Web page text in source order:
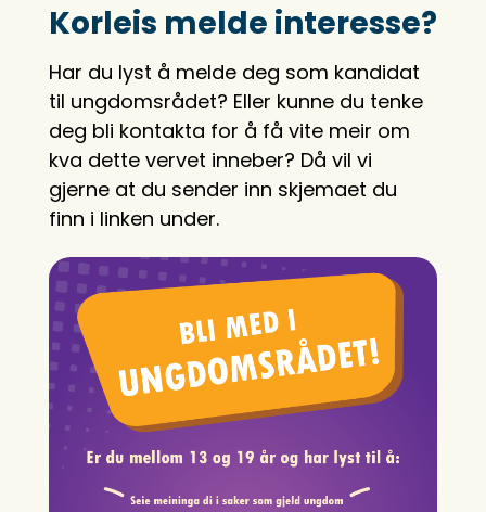
Korleis melde interesse?
Har du lyst å melde deg som kandidat
til ungdomsrådet? Eller kunne du tenke
deg bli kontakta for å få vite meir om
kva dette vervet inneber? Då vil vi
gjerne at du sender inn skjemaet du
finn i linken under.